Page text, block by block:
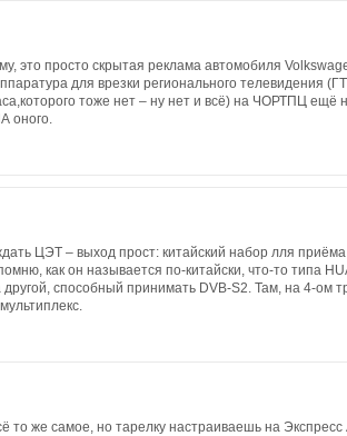
это просто скрытая реклама автомобиля
для врезки регионального телевидения
тоже нет – ну нет и всё) на ЧОРТПЦ
оного.
ЦЭТ – выход прост: китайский набор лля приёма
как он называется по-китайски, что-то типа
способный принимать DVB-S2. Там, на 4-ом
то же самое, но тарелку настраиваешь на